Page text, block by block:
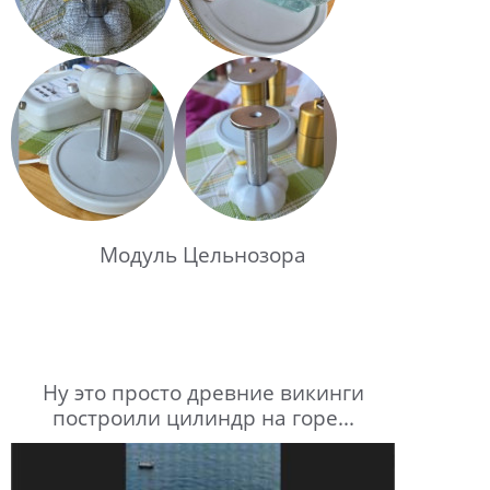
Модуль Цельнозора
Ну это просто древние викинги
построили цилиндр на горе...